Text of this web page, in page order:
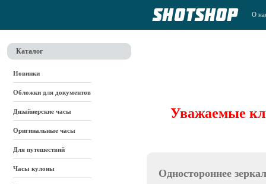
О
Каталог
Новинки
Обложки для документов
Дизайнерские часы
Оригинальные часы
Для путешествий
Часы кулоны
Уважаемые
Одностороннее